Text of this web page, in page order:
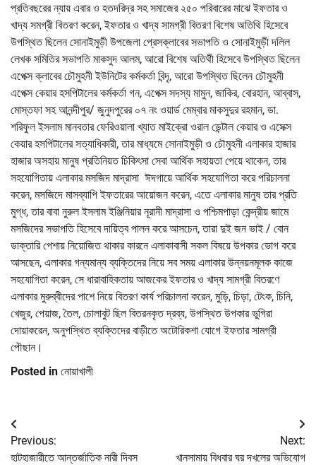
প্রতিবছরের ন্যায় এবার ও হতদরিদ্র সহ সমাজের ২৫০ পরিবারের মাঝে ইফতার ও
খাদ্য সমগ্রী বিতরণ করেন, ইফতার ও খাদ্য সামগ্রী বিতরণ বিশেষ অতিথি হিসেবে
উপস্থিত ছিলেন সোনাইমুড়ী উপজেলা প্রেসক্লাবের সভাপতি ও সোনাইমুড়ী দলিল
লেখক সমিতির সভাপতি মাকসুদ আলম, আরো বিশেষ অতিথী হিসেবে উপস্থিত ছিলেন
এপেক্স ক্লাবের চৌমুহনী ইউনিটের কর্মকর্তা বিন্দৃ, আরো উপস্থিত ছিলেন চৌমুহনী
এপেক্স কেয়ার হসপিটালের কর্মকর্তা গন, এপেক্স সদস্য মামুন, জাকির, বোরহান, আব্বাস,
মোস্তফা সহ আনন্দীপুর/ জুনুদপুরের ০৭ নং ওয়ার্ড মেম্বার মাকসুদুর রহমান, ডা.
শরিফুল ইসলাম মানবতার ফেরিওয়ালা খ্যাত মাইক্রো ওরাল ডেন্টাল কেয়ার ও এসেক্স
কেয়ার হসপিটালের সত্যাধিকারী, তার মাধ্যমে সোনাইমুড়ী ও চৌমুহনী এলাকার হাজার
হাজার অসহায় মানুষ প্রতিনিয়ত চিকিৎসা সেবা আর্থিক সহায়তা পেয়ে থাকেন, তার
সহযোগিতায় এলাকার মসজিদ মাদ্রাসা ঈদগায়ে আর্থিক সহযোগিতা করে পরিচালনা
করেন, মসজিদে মাসব্যাপি ইফতারের আয়োজন করেন, এতে এলাকার মানুষ তার প্রতি
মুগ্ধ, তার বাবা নুরুল ইসলাম ইঞ্জিনিয়ার নূরানী মাদ্রাসা ও পশ্চিমপাড়া কেন্দ্রীয় জামে
মসজিদের সভাপতি হিসেবে দায়িত্ব পালন করে আসচেন, তারা দুই জন ভাই / বোন
ডাক্তারি পেশায় নিয়োজিত থাকার কারনে এলাকাবাসী সকল বিষয়ে উপকার ভোগ করে
আসছেন, এলাকার গন্যমান্য ব্যক্তিদের নিয়ে সব সময় এলাকার উন্নয়নমূলক কাজে
সহযোগিতা করেন, সে ধারাবাহিকতায় আজকের ইফতার ও খাদ্য সামগ্রী বিতরণে
এলাকার মুরুব্বীদের পাশে নিয়ে বিতরণ কার্য পরিচালনা করেন, মুড়ি, চিড়া, টেংক, চিনি,
খেজুর, পেয়াজ, তৈল, চোলাবুট ছিল বিতরনকৃত দ্রব্য, উপস্থিত উপকার ভুগিরা
দোয়াকরেন, অনুপস্থিত ব্যক্তিদের বাড়ীতে অটোরিকশা যোগে ইফতার সামগ্রী
পৌছান।
Posted in নোয়াখালী
Post
navigation
Previous:
হাটহাজারীতে আন্তর্জাতিক নারী দিবস
Next:
খানসামায় বিধবার ঘর দখলের অভিযোগ